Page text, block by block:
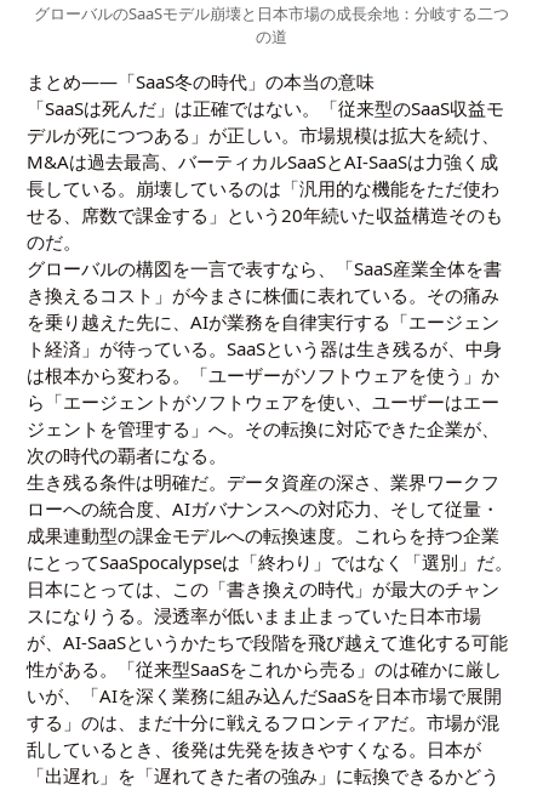
グローバルのSaaSモデル崩壊と日本市場の成長余地：分岐する二つ
の道
まとめ――「SaaS冬の時代」の本当の意味
「SaaSは死んだ」は正確ではない。「従来型のSaaS収益モ
デルが死につつある」が正しい。市場規模は拡大を続け、
M&Aは過去最高、バーティカルSaaSとAI-SaaSは力強く成
長している。崩壊しているのは「汎用的な機能をただ使わ
せる、席数で課金する」という20年続いた収益構造そのも
のだ。
グローバルの構図を一言で表すなら、「SaaS産業全体を書
き換えるコスト」が今まさに株価に表れている。その痛み
を乗り越えた先に、AIが業務を自律実行する「エージェン
ト経済」が待っている。SaaSという器は生き残るが、中身
は根本から変わる。「ユーザーがソフトウェアを使う」か
ら「エージェントがソフトウェアを使い、ユーザーはエー
ジェントを管理する」へ。その転換に対応できた企業が、
次の時代の覇者になる。
生き残る条件は明確だ。データ資産の深さ、業界ワークフ
ローへの統合度、AIガバナンスへの対応力、そして従量・
成果連動型の課金モデルへの転換速度。これらを持つ企業
にとってSaaSpocalypseは「終わり」ではなく「選別」だ。
日本にとっては、この「書き換えの時代」が最大のチャン
スになりうる。浸透率が低いまま止まっていた日本市場
が、AI-SaaSというかたちで段階を飛び越えて進化する可能
性がある。「従来型SaaSをこれから売る」のは確かに厳し
いが、「AIを深く業務に組み込んだSaaSを日本市場で展開
する」のは、まだ十分に戦えるフロンティアだ。市場が混
乱しているとき、後発は先発を抜きやすくなる。日本が
「出遅れ」を「遅れてきた者の強み」に転換できるかどう